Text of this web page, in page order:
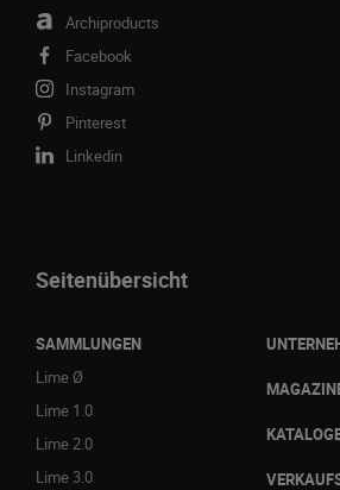
Archiproducts
Facebook
Instagram
Pinterest
Linkedin
Seitenübersicht
SAMMLUNGEN
Lime Ø
Lime 1.0
Lime 2.0
Lime 3.0